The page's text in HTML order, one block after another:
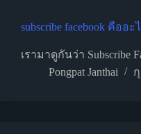
subscribe facebook คืออะ
เรามาดูกันว่า Subscribe
Pongpat Janthai